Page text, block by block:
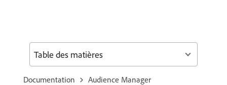
Documentation
Audience Manager
Table des matières